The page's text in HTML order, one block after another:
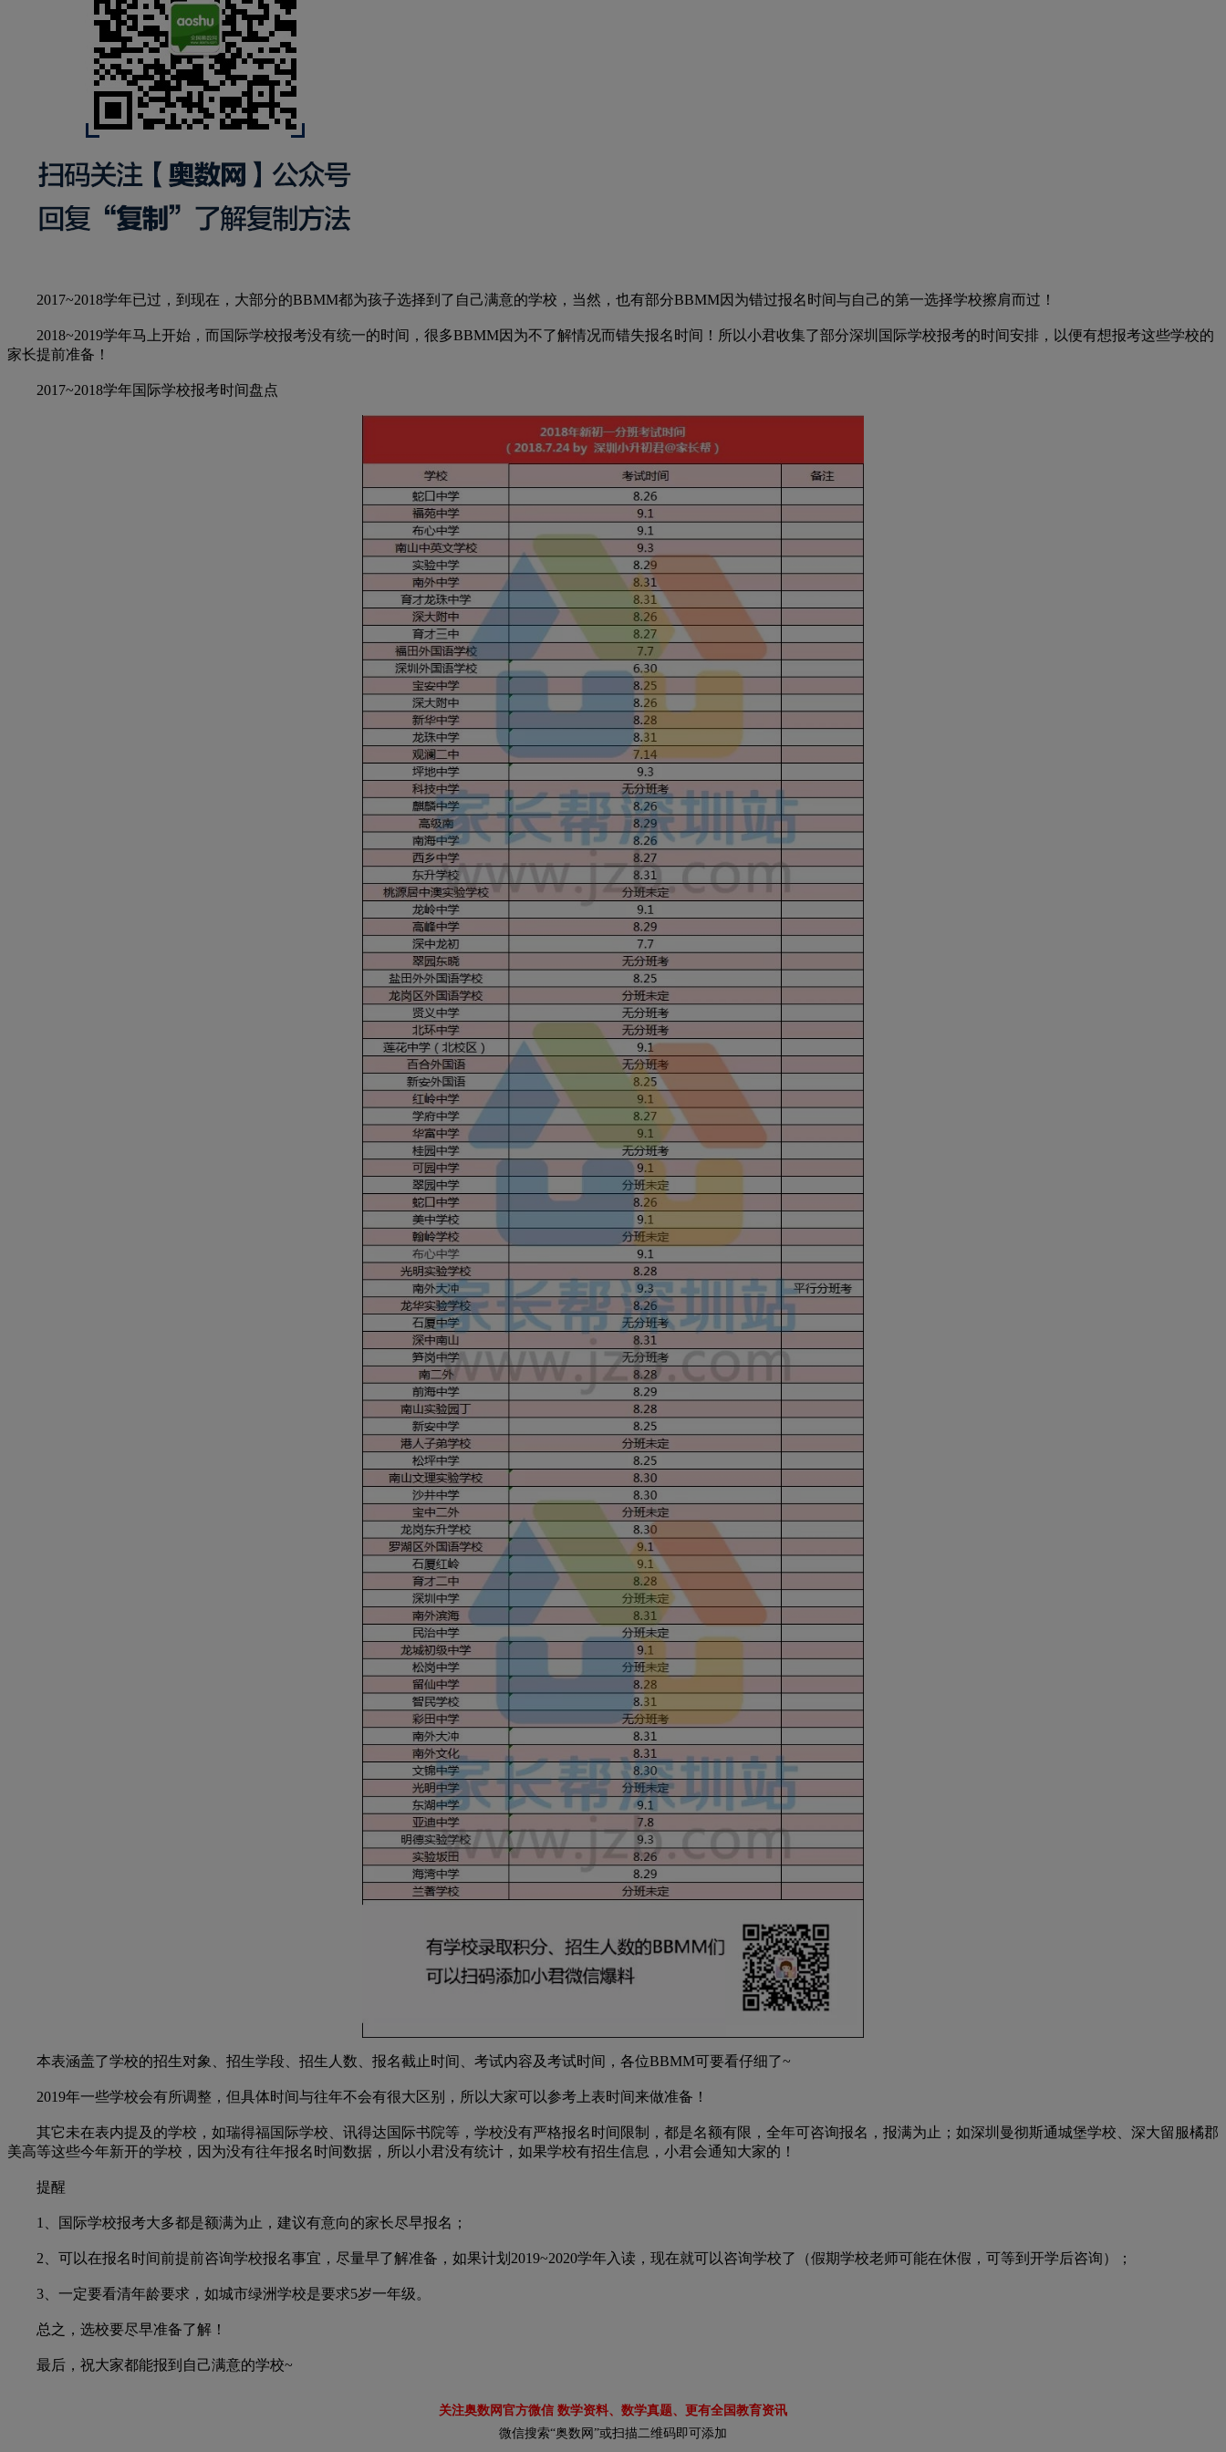
2017~2018学年已过，到现在，大部分的BBMM都为孩子选择到了自己满意的学校，当然，也有部分BBMM因为错过报名时间与自己的第一选择学校擦肩而过！
2018~2019学年马上开始，而国际学校报考没有统一的时间，很多BBMM因为不了解情况而错失报名时间！所以小君收集了部分深圳国际学校报考的时间安排，以便有想报考这些学校的
家长提前准备！
2017~2018学年国际学校报考时间盘点
本表涵盖了学校的招生对象、招生学段、招生人数、报名截止时间、考试内容及考试时间，各位BBMM可要看仔细了~
2019年一些学校会有所调整，但具体时间与往年不会有很大区别，所以大家可以参考上表时间来做准备！
其它未在表内提及的学校，如瑞得福国际学校、讯得达国际书院等，学校没有严格报名时间限制，都是名额有限，全年可咨询报名，报满为止；如深圳曼彻斯通城堡学校、深大留服橘郡
美高等这些今年新开的学校，因为没有往年报名时间数据，所以小君没有统计，如果学校有招生信息，小君会通知大家的！
提醒
1、国际学校报考大多都是额满为止，建议有意向的家长尽早报名；
2、可以在报名时间前提前咨询学校报名事宜，尽量早了解准备，如果计划2019~2020学年入读，现在就可以咨询学校了（假期学校老师可能在休假，可等到开学后咨询）；
3、一定要看清年龄要求，如城市绿洲学校是要求5岁一年级。
总之，选校要尽早准备了解！
最后，祝大家都能报到自己满意的学校~
关注奥数网官方微信 数学资料、数学真题、更有全国教育资讯
微信搜索“奥数网”或扫描二维码即可添加